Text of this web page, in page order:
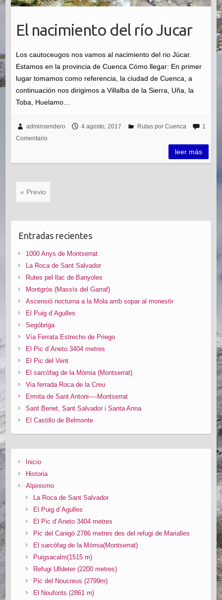
El nacimiento del río Jucar
Los cautoceugos nos vamos al nacimiento del rio Júcar.
Estamos en la provincia de Cuenca Cómo llegar: En primer
lugar tomamos como referencia, la ciudad de Cuenca, a
continuación nos dirigimos a Villalba de la Sierra, Uña, la
Toba, Huelamo…
adminsendero 4 agosto, 2017 Rutas por Cuenca
1
Comentario
leer más
« Previo
Entradas recientes
1000 Anys de Montserrat
La Roca de Sant Salvador
Rutes pel llac de Banyoles
Montgròs (Massís del Garraf)
Ascensió nocturna a la Mola amb sopar al monestir
El Puig d´Agulles
Segóbriga
Vía Ferrata Estrecho de Priego
El Pic d´Aneto 3404 metres
El Pic del Vent
El sarcòfag de la Mòmia (Montserrat)
Via ferrada Roca de la Creu
Ermita de Sant Antoni—-Montserrat
Sant Benet, Sant Salvador i Santa Anna
El Castillo de Belmonte
Inicio
Historia
Alpinismo
La Roca de Sant Salvador
El Puig d´Agulles
El Pic d´Aneto 3404 metres
Pic del Canigó 2786 metres des del refugi de Marialles
El sarcòfag de la Mòmia(Montserrat)
Puigsacalm(1515 m)
Refugi Ulldeter (2200 metres)
Pic del Noucreus (2799m)
El Noufonts (2861 m)